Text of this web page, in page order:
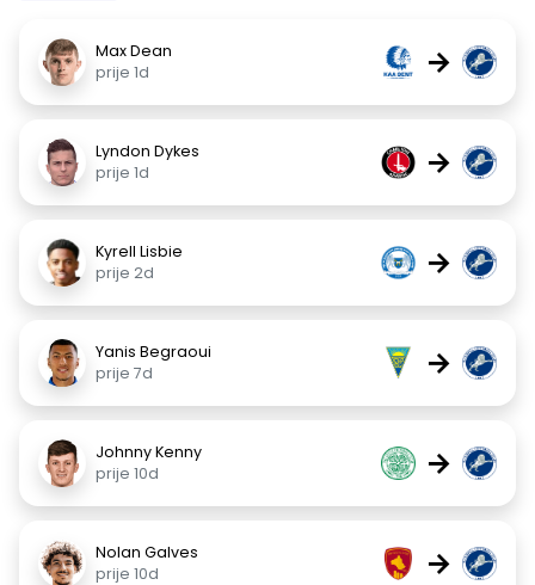
Max Dean
prije 1d
→
Lyndon Dykes
prije 1d
→
Kyrell Lisbie
prije 2d
→
Yanis Begraoui
prije 7d
→
Johnny Kenny
prije 10d
→
Nolan Galves
prije 10d
→